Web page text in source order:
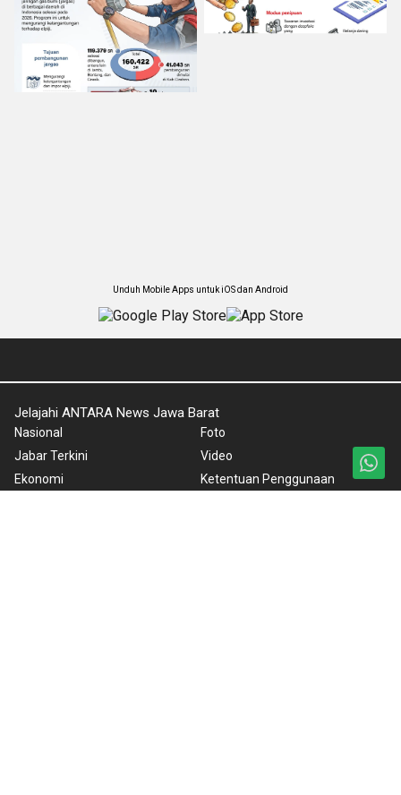
Unduh Mobile Apps untuk iOS dan Android
Jelajahi ANTARA News Jawa Barat
Nasional
Jabar Terkini
Ekonomi
Foto
Video
Ketentuan Penggunaan